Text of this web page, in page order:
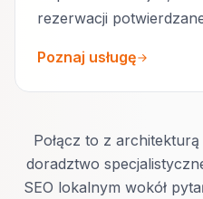
rezerwacji
Poznaj usługę
Połącz to z architekturą
doradztwo
SEO lokalnym wokół